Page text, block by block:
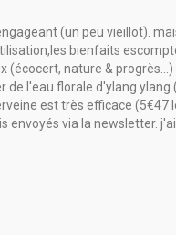
(un peu vieillot).
bienfaits
(écocert, nature &
de l'eau florale d'ylang
est très efficace (5€47
envoyés via la newsletter.